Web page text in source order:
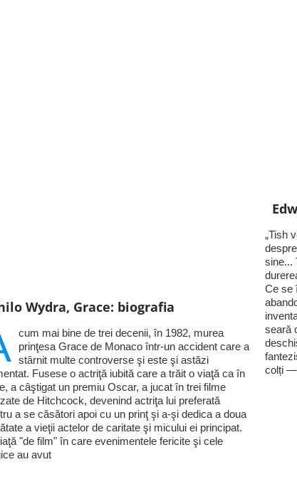
Wydra, Grace: biografia
cum mai bine de trei decenii, în 1982, murea
prinţesa Grace de Monaco într-un accident care a
stârnit multe controverse şi este şi astăzi
Fusese o actriţă iubită care a trăit o viaţă ca în
a câştigat un premiu Oscar, a jucat în trei filme
de Hitchcock, devenind actriţa lui preferată
a se căsători apoi cu un prinţ şi a-şi dedica a doua
a vieţii actelor de caritate şi micului ei principat.
"de film" în care evenimentele fericite şi cele
au avut
„Tish
sine...
Ce se
seară
colți —